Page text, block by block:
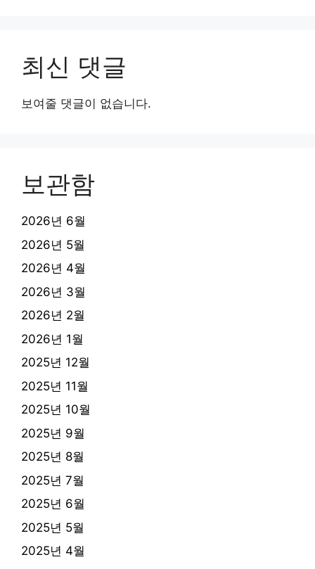
최신 댓글
보여줄 댓글이 없습니다.
보관함
2026년 6월
2026년 5월
2026년 4월
2026년 3월
2026년 2월
2026년 1월
2025년 12월
2025년 11월
2025년 10월
2025년 9월
2025년 8월
2025년 7월
2025년 6월
2025년 5월
2025년 4월